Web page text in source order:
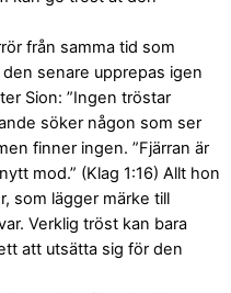
från samma tid som
senare upprepas igen
Sion: ”Ingen tröstar
söker någon som ser
finner ingen. ”Fjärran är
mod.” (Klag 1:16) Allt hon
som lägger märke till
Verklig tröst kan bara
att utsätta sig för den